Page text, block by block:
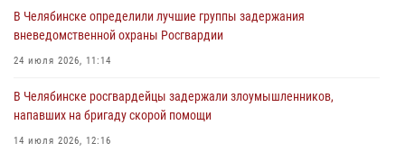
В Челябинске определили лучшие группы задержания
вневедомственной охраны Росгвардии
24 июля 2026, 11:14
В Челябинске росгвардейцы задержали злоумышленников,
напавших на бригаду скорой помощи
14 июля 2026, 12:16